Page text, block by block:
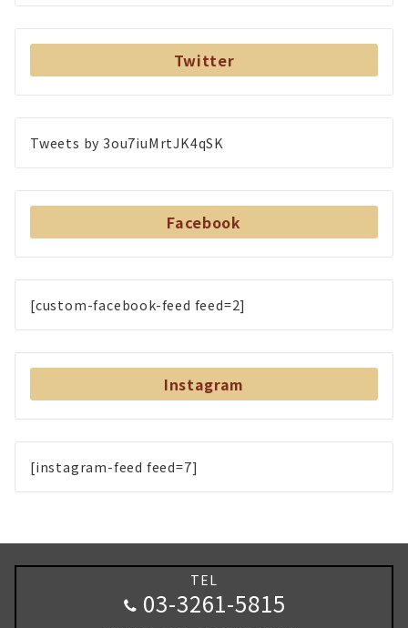
Twitter
Tweets by 3ou7iuMrtJK4qSK
Facebook
[custom-facebook-feed feed=2]
Instagram
[instagram-feed feed=7]
TEL
03-3261-5815